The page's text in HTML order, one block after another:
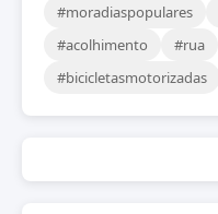
#moradiaspopulares
#acolhimento
#rua
#bicicletasmotorizadas